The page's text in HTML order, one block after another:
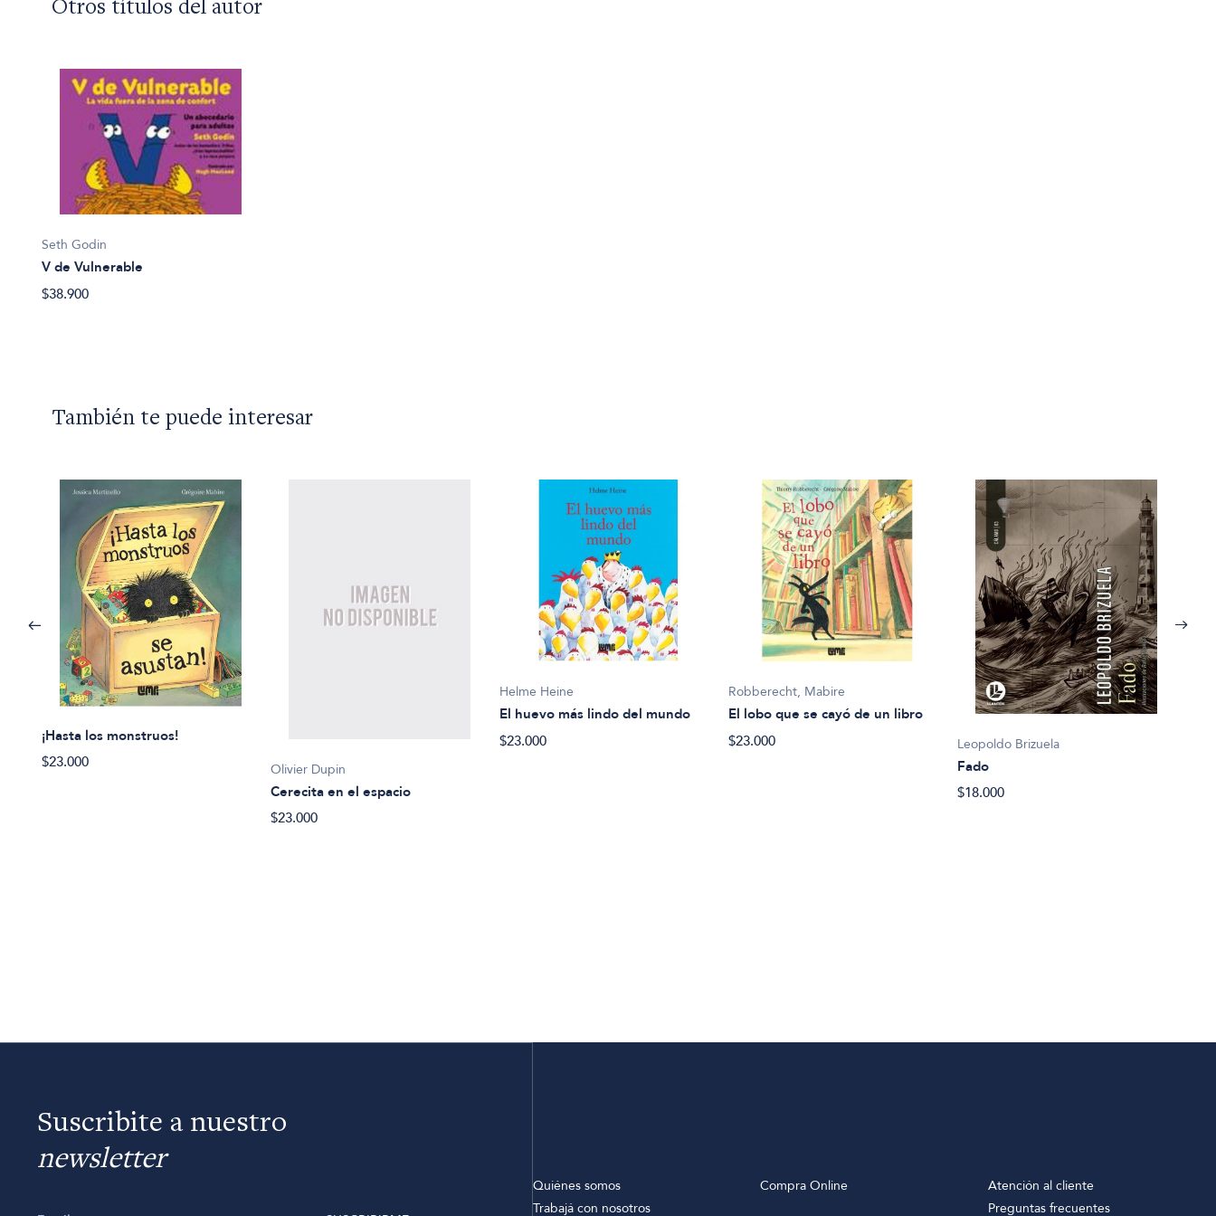
Otros títulos del autor
Seth Godin
V de Vulnerable
$38.900
También te puede interesar
¡Hasta los monstruos!
$23.000
Olivier Dupin
Cerecita en el espacio
$23.000
Helme Heine
El huevo más lindo del mundo
$23.000
Robberecht, Mabire
El lobo que se cayó de un libro
$23.000
Leopoldo Brizuela
Fado
$18.000
Suscribite a nuestro
newsletter
Quiénes somos
Trabajá con nosotros
Compra Online
Atención al cliente
Preguntas frecuentes